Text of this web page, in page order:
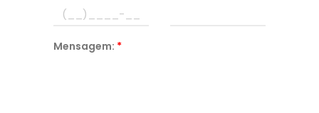
Mensagem: *